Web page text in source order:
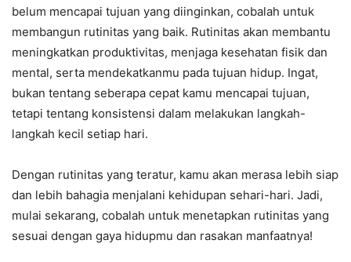
belum mencapai tujuan yang diinginkan, cobalah untuk
membangun rutinitas yang baik. Rutinitas akan membantu
meningkatkan produktivitas, menjaga kesehatan fisik dan
mental, serta mendekatkanmu pada tujuan hidup. Ingat,
bukan tentang seberapa cepat kamu mencapai tujuan,
tetapi tentang konsistensi dalam melakukan langkah-
langkah kecil setiap hari.
Dengan rutinitas yang teratur, kamu akan merasa lebih siap
dan lebih bahagia menjalani kehidupan sehari-hari. Jadi,
mulai sekarang, cobalah untuk menetapkan rutinitas yang
sesuai dengan gaya hidupmu dan rasakan manfaatnya!